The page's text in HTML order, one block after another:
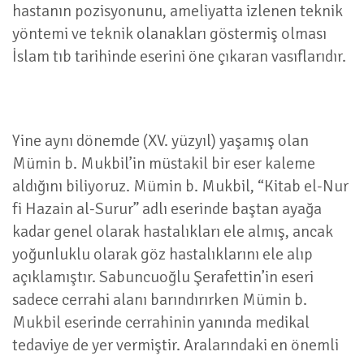
hastanın pozisyonunu, ameliyatta izlenen teknik
yöntemi ve teknik olanakları göstermiş olması
İslam tıb tarihinde eserini öne çıkaran vasıflarıdır.
Yine aynı dönemde (XV. yüzyıl) yaşamış olan
Mümin b. Mukbil’in müstakil bir eser kaleme
aldığını biliyoruz. Mümin b. Mukbil, “Kitab el-Nur
fi Hazain al-Surur” adlı eserinde baştan ayağa
kadar genel olarak hastalıkları ele almış, ancak
yoğunluklu olarak göz hastalıklarını ele alıp
açıklamıştır. Sabuncuoğlu Şerafettin’in eseri
sadece cerrahi alanı barındırırken Mümin b.
Mukbil eserinde cerrahinin yanında medikal
tedaviye de yer vermiştir. Aralarındaki en önemli